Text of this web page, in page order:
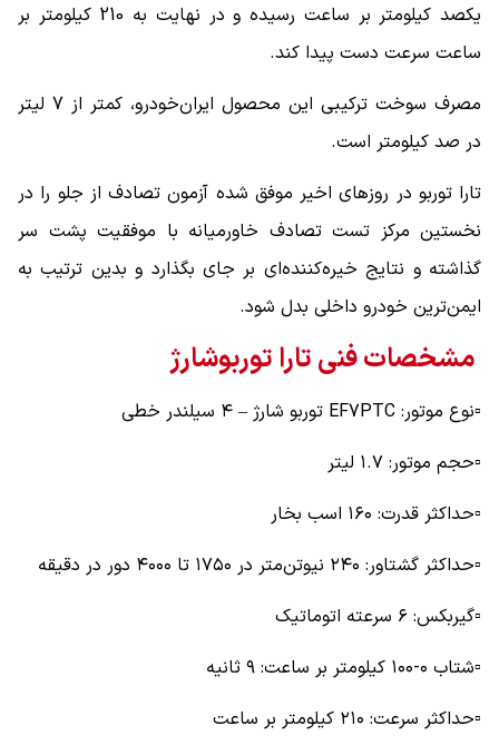
یکصد کیلومتر بر ساعت رسیده و در نهایت به 210 کیلومتر بر
ساعت سرعت دست پیدا کند.
مصرف سوخت ترکیبی این محصول ایران‌خودرو، کمتر از 7 لیتر
در صد کیلومتر است.
تارا توربو در روزهای اخیر موفق شده آزمون تصادف از جلو را در
نخستین مرکز تست تصادف خاورمیانه با موفقیت پشت سر
گذاشته و نتایج خیره‌کننده‌ای بر جای بگذارد و بدین ترتیب به
ایمن‌ترین خودرو داخلی بدل شود.
مشخصات فنی تارا توربوشارژ
▫️نوع موتور: EF7PTC توربو شارژ – ۴ سیلندر خطی
▫️حجم موتور: ۱.۷ لیتر
▫️حداکثر قدرت: ۱۶۰ اسب بخار
▫️حداکثر گشتاور: ۲۴۰ نیوتن‌متر در ۱۷۵۰ تا ۴۰۰۰ دور در دقیقه
▫️گیربکس: ۶ سرعته اتوماتیک
▫️شتاب ۰-۱۰۰ کیلومتر بر ساعت: ۹ ثانیه
▫️حداکثر سرعت: ۲۱۰ کیلومتر بر ساعت